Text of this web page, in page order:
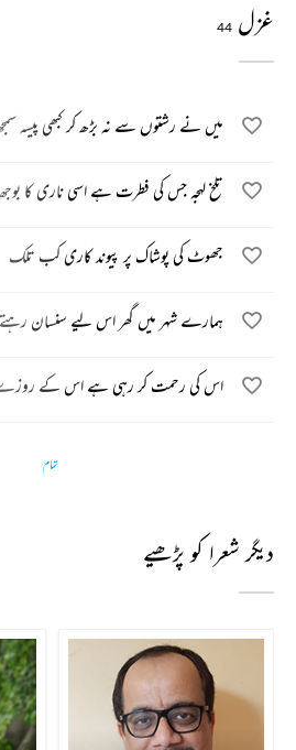
غزل 44
میں نے رشتوں سے نہ بڑھ کر کبھی پیسہ
تلخ لہجہ جس کی فطرت ہے اسی ناری کا
جھوٹ کی پوشاک پر پیوند کاری کب تلک
ہمارے شہر میں گھر اس لیے سنسان
اس کی رحمت کر رہی ہے اس کے
تمام
دیگر شعرا کو پڑھیے